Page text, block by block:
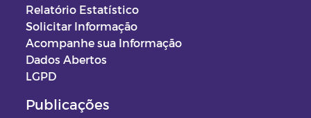
Relatório Estatístico
Solicitar Informação
Acompanhe sua Informação
Dados Abertos
LGPD
Publicações